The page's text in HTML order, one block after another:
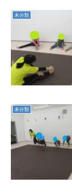
未分類
未分類